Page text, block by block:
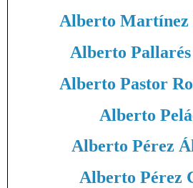
Alberto Martínez
Alberto Pallarés
Alberto Pastor
Alberto
Alberto Pérez
Alberto Pérez